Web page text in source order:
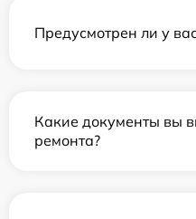
Предусмотрен ли у
Какие документы вы
ремонта?